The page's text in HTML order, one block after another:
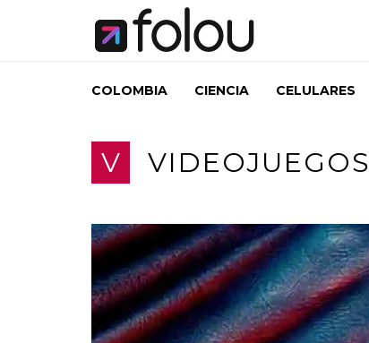
COLOMBIA CIENCIA CELULARES
V VIDEOJUEGOS